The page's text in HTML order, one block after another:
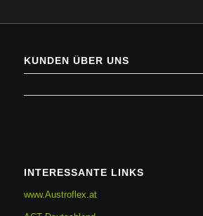
KUNDEN ÜBER UNS
INTERESSANTE LINKS
www.Austroflex.at